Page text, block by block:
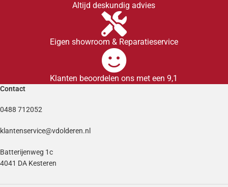
Altijd deskundig advies
Eigen showroom & Reparatieservice
Klanten beoordelen ons met een 9,1
Contact
0488 712052
klantenservice@vdolderen.nl
Batterijenweg 1c
4041 DA Kesteren